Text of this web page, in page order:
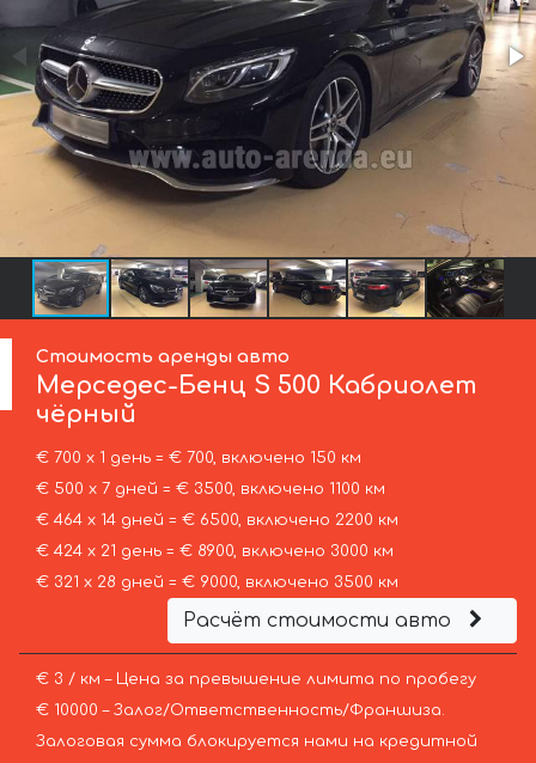
Стоимость аренды авто
Мерседес-Бенц S 500 Кабриолет
чёрный
€ 700 х 1 день = € 700, включено 150 км
€ 500 х 7 дней = € 3500, включено 1100 км
€ 464 х 14 дней = € 6500, включено 2200 км
€ 424 х 21 день = € 8900, включено 3000 км
€ 321 х 28 дней = € 9000, включено 3500 км
Расчёт стоимости авто
€ 3 / км – Цена за превышение лимита по пробегу
€ 10000 – Залог/Ответственность/Франшиза.
Залоговая сумма блокируется нами на кредитной